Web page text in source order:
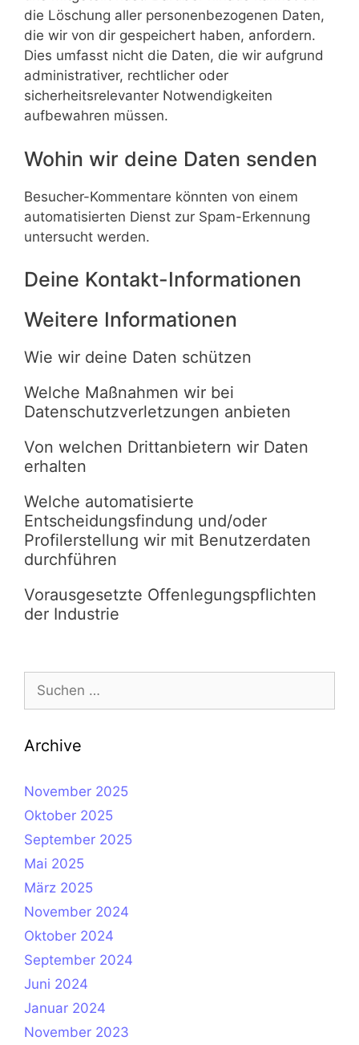
die Löschung aller personenbezogenen Daten,
die wir von dir gespeichert haben, anfordern.
Dies umfasst nicht die Daten, die wir aufgrund
administrativer, rechtlicher oder
sicherheitsrelevanter Notwendigkeiten
aufbewahren müssen.
Wohin wir deine Daten senden
Besucher-Kommentare könnten von einem
automatisierten Dienst zur Spam-Erkennung
untersucht werden.
Deine Kontakt-Informationen
Weitere Informationen
Wie wir deine Daten schützen
Welche Maßnahmen wir bei
Datenschutzverletzungen anbieten
Von welchen Drittanbietern wir Daten
erhalten
Welche automatisierte
Entscheidungsfindung und/oder
Profilerstellung wir mit Benutzerdaten
durchführen
Vorausgesetzte Offenlegungspflichten
der Industrie
Suche
nach:
Archive
November 2025
Oktober 2025
September 2025
Mai 2025
März 2025
November 2024
Oktober 2024
September 2024
Juni 2024
Januar 2024
November 2023